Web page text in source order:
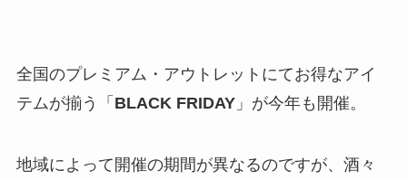
全国のプレミアム・アウトレットにてお得なアイ
テムが揃う「 BLACK FRIDAY」が今年も開催。
地域によって開催の期間が異なるのですが、酒々